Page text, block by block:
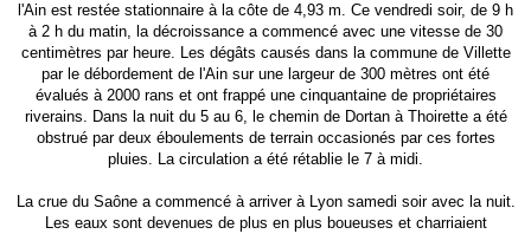
l'Ain est restée stationnaire à la côte de 4,93 m. Ce vendredi soir, de 9 h
à 2 h du matin, la décroissance a commencé avec une vitesse de 30
centimètres par heure. Les dégâts causés dans la commune de Villette
par le débordement de l'Ain sur une largeur de 300 mètres ont été
évalués à 2000 rans et ont frappé une cinquantaine de propriétaires
riverains. Dans la nuit du 5 au 6, le chemin de Dortan à Thoirette a été
obstrué par deux éboulements de terrain occasionés par ces fortes
pluies. La circulation a été rétablie le 7 à midi.
La crue du Saône a commencé à arriver à Lyon samedi soir avec la nuit.
Les eaux sont devenues de plus en plus boueuses et charriaient